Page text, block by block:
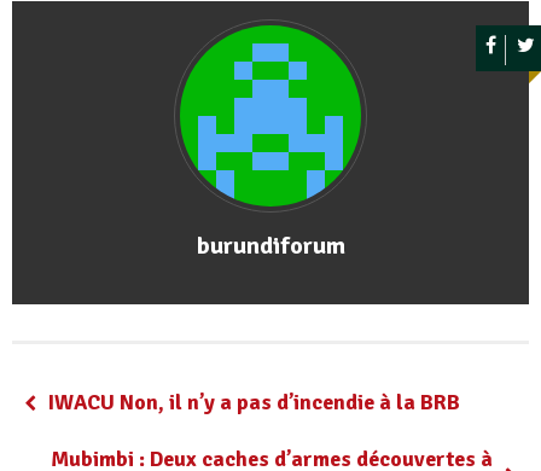
burundiforum
IWACU Non, il n’y a pas d’incendie à la BRB
Mubimbi : Deux caches d’armes découvertes à